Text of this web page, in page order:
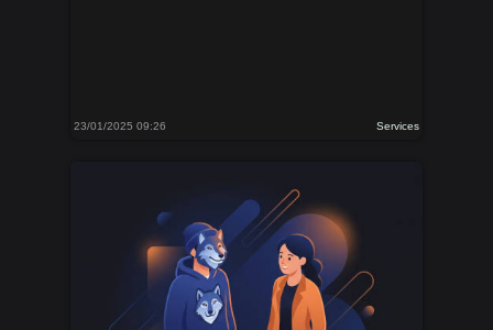
23/01/2025 09:26 Services